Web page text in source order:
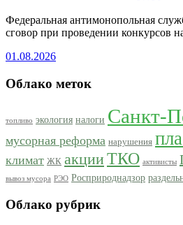
Федеральная антимонопольная
сговор при проведении конкурсов
01.08.2026
Облако меток
топливо экология налоги Санкт-
мусорная реформа нарушения
климат ЖК акцииТКО активисты
вывоз мусора РЭО Росприроднадзор
Облако рубрик